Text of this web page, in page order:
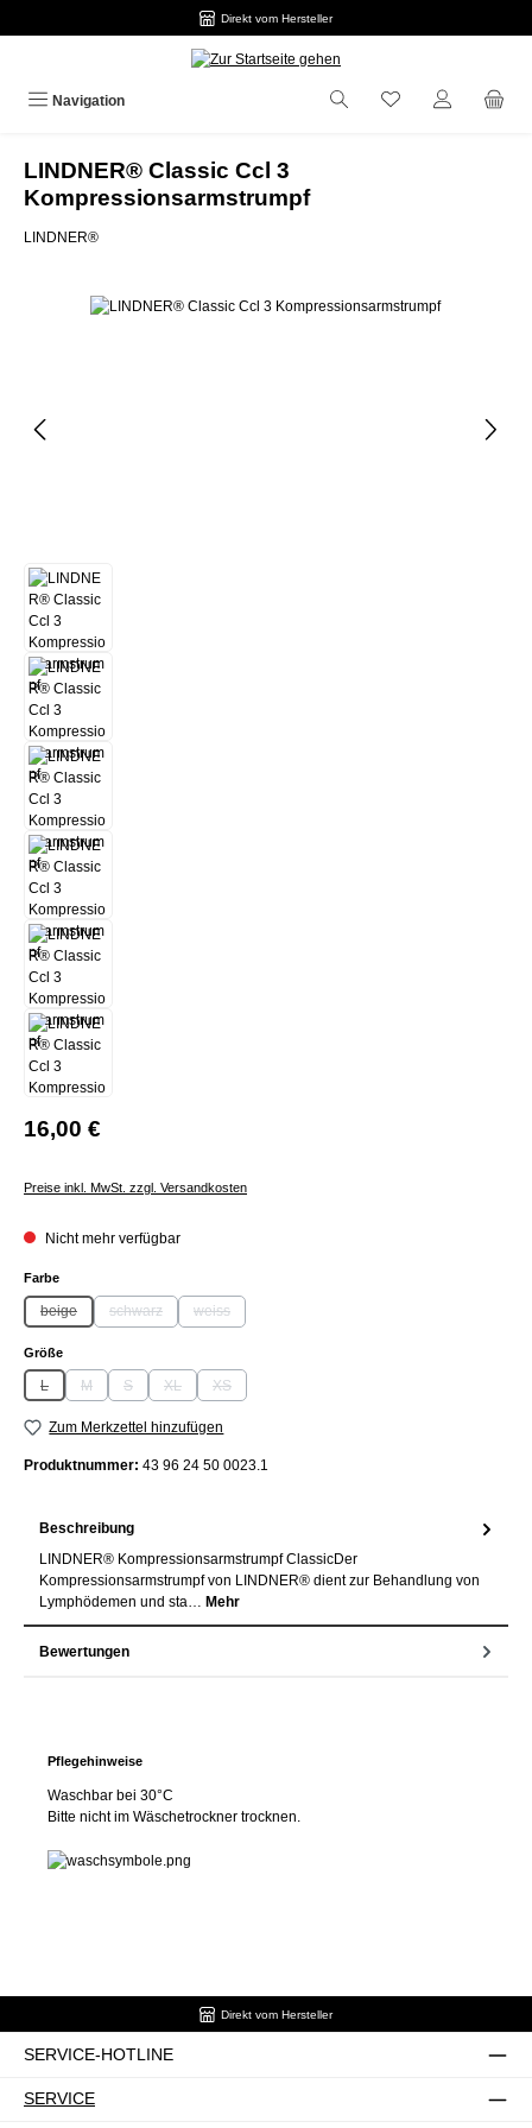
Direkt vom Hersteller
Navigation
LINDNER® Classic Ccl 3
Kompressionsarmstrumpf
LINDNER®
Bildergalerie überspringen
16,00 €
Preise inkl. MwSt. zzgl. Versandkosten
Nicht mehr verfügbar
Farbeauswählen
beige
(Diese Option ist zurzeit nicht verfügbar.)
schwarz
(Diese Option ist zurzeit nicht verfügbar.)
weiss
(Diese Option ist zurzeit nicht verfügbar.)
Größeauswählen
L
(Diese Option ist zurzeit nicht verfügbar.)
M
(Diese Option ist zurzeit nicht verfügbar.)
S
(Diese Option ist zurzeit nicht verfügbar.)
XL
(Diese Option ist zurzeit nicht verfügbar.)
XS
(Diese Option ist zurzeit nicht verfügbar.)
Zum Merkzettel hinzufügen
Produktnummer: 43 96 24 50 0023.1
Beschreibung
LINDNER® Kompressionsarmstrumpf ClassicDer
Kompressionsarmstrumpf von LINDNER® dient zur Behandlung von
Lymphödemen und sta… Mehr
Bewertungen
Pflegehinweise
Waschbar bei 30°C
Bitte nicht im Wäschetrockner trocknen.
Direkt vom Hersteller
SERVICE-HOTLINE
SERVICE